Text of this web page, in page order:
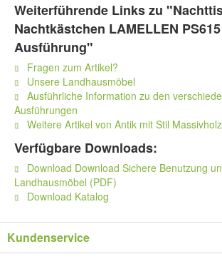
Weiterführende Links zu
Nachtkästchen LAMELLEN
Ausführung"
Fragen zum Artikel?
Unsere Landhausmöbel
Ausführliche Information zu den
Ausführungen
Weitere Artikel von Antik mit Stil
Verfügbare Downloads:
Download Download Sichere Benutzung
Landhausmöbel (PDF)
Download Katalog
Kundenservice